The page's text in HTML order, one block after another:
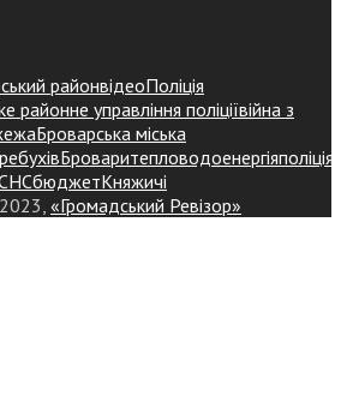
районвідеоПоліція
районне управління поліціївійна з
Броварська міська
Броваритепловодоенергіяполіція
бюджетКняжичі
«Громадський Ревізор»